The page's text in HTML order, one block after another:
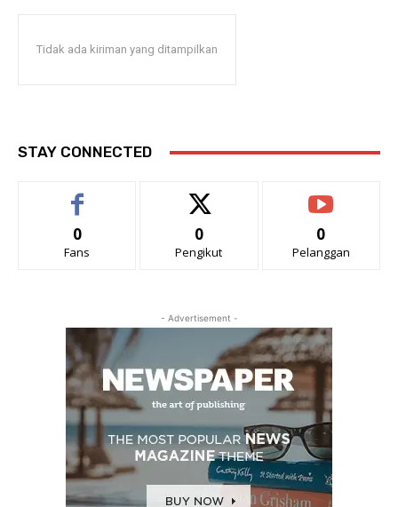
Tidak ada kiriman yang ditampilkan
STAY CONNECTED
0
Fans
0
Pengikut
0
Pelanggan
- Advertisement -